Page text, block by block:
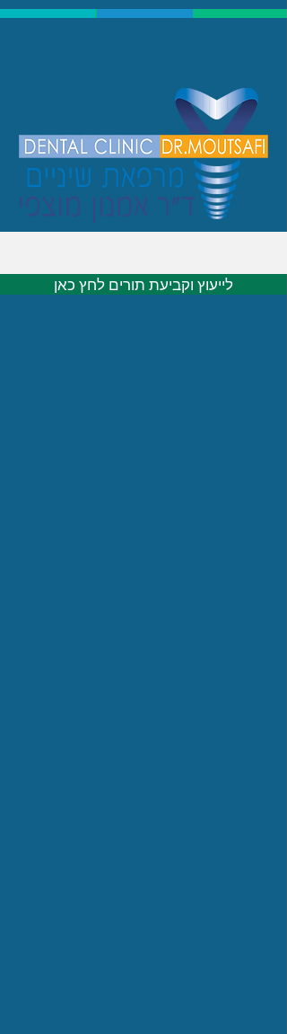
לייעוץ וקביעת תורים לחץ כאן